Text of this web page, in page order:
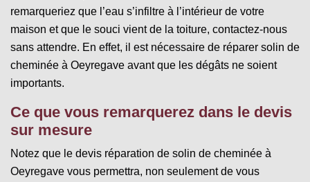
remarqueriez que l’eau s’infiltre à l’intérieur de votre
maison et que le souci vient de la toiture, contactez-nous
sans attendre. En effet, il est nécessaire de réparer solin de
cheminée à Oeyregave avant que les dégâts ne soient
importants.
Ce que vous remarquerez dans le devis
sur mesure
Notez que le devis réparation de solin de cheminée à
Oeyregave vous permettra, non seulement de vous